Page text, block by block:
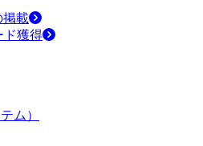
掲載
ド獲得
ム）